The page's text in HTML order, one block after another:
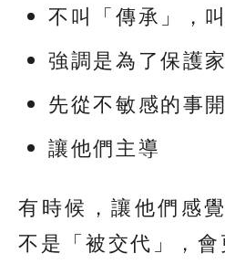
不叫「傳承」，
強調是為了保護
先從不敏感的事
讓他們主導
有時候，讓他們感
不是「被交代」，會